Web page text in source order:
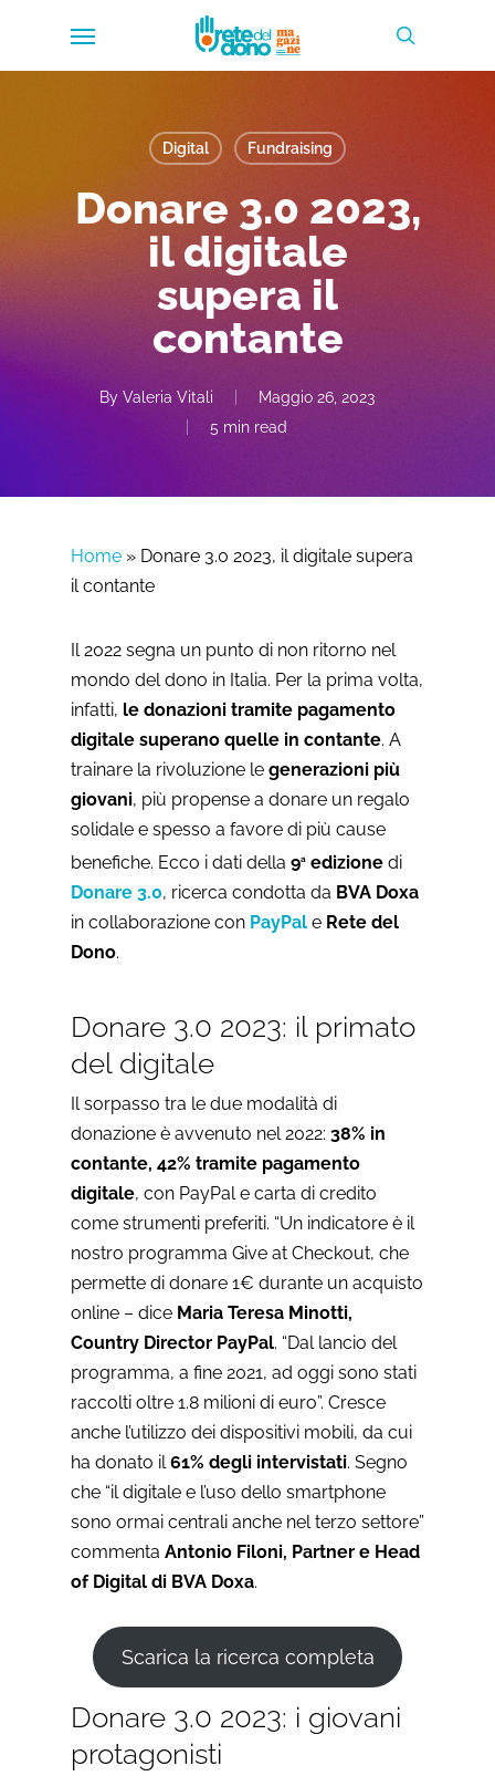
main
search
Digital Fundraising
Donare 3.0 2023,
il digitale
supera il
contante
By Valeria Vitali
Maggio 26, 2023
5 min read
Home » Donare 3.0 2023, il digitale supera
il contante
​​Il 2022 segna un punto di non ritorno nel
mondo del dono in Italia. Per la prima volta,
infatti, le donazioni tramite pagamento
digitale superano quelle in contante. A
trainare la rivoluzione le generazioni più
giovani, più propense a donare un regalo
solidale e spesso a favore di più cause
benefiche. Ecco i dati della 9a edizione di
Donare 3.0, ricerca condotta da BVA Doxa
in collaborazione con PayPal e Rete del
Dono.
Donare 3.0 2023: il primato
del digitale
Il sorpasso tra le due modalità di
donazione è avvenuto nel 2022: 38% in
contante, 42% tramite pagamento
digitale, con PayPal e carta di credito
come strumenti preferiti. “Un indicatore è il
nostro programma Give at Checkout, che
permette di donare 1€ durante un acquisto
online – dice Maria Teresa Minotti,
Country Director PayPal. “Dal lancio del
programma, a fine 2021, ad oggi sono stati
raccolti oltre 1.8 milioni di euro”. Cresce
anche l’utilizzo dei dispositivi mobili, da cui
ha donato il61% degli intervistati. Segno
che “il digitale e l’uso dello smartphone
sono ormai centrali anche nel terzo settore”
commenta Antonio Filoni, Partner e Head
of Digital di BVA Doxa.
Scarica la ricerca completa
Donare 3.0 2023: i giovani
protagonisti